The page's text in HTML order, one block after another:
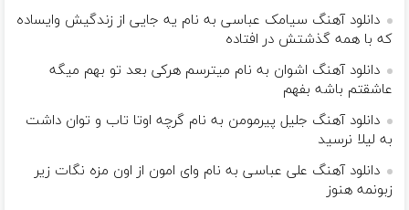
دانلود آهنگ سیامک عباسی به نام یه جایی از زندگیش وایساده
که با همه گذشتش در افتاده
دانلود آهنگ اشوان به نام میترسم هرکی بعد تو بهم میگه
عاشقتم باشه بفهم
دانلود آهنگ جلیل پیرمومن به نام گرچه اوتا تاب و توان داشت
به لیلا نرسید
دانلود آهنگ علی عباسی به نام وای امون از اون مزه نگات زیر
زبونمه هنوز